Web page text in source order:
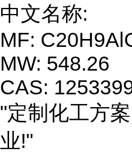
中文名称:
MF:
MW: 548.26
CAS:
"定制化工方
业!"